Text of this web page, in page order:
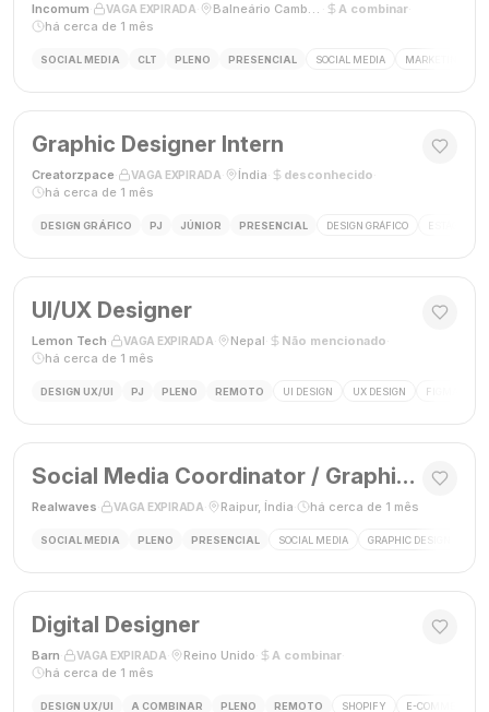
Incomum VAGA EXPIRADA Balneário Camboriú, SC A combinar·
há cerca de 1 mês
SOCIAL MEDIA CLT PLENO PRESENCIAL SOCIAL MEDIA MARKETING
Graphic Designer Intern
Creatorzpace VAGA EXPIRADA Índia desconhecido
há cerca de 1 mês
DESIGN GRÁFICO PJ JÚNIOR PRESENCIAL DESIGN GRÁFICO ESTÁGIO
UI/UX Designer
Lemon Tech VAGA EXPIRADA Nepal Não mencionado
há cerca de 1 mês
DESIGN UX/UI PJ PLENO REMOTO UI DESIGN UX DESIGN FIGMA
Social Media Coordinator / Graphic Designer
Realwaves VAGA EXPIRADA Raipur, Índia há cerca de 1 mês
SOCIAL MEDIA PLENO PRESENCIAL SOCIAL MEDIA GRAPHIC DESIGN
Digital Designer
Barn VAGA EXPIRADA Reino Unido A combinar·
há cerca de 1 mês
DESIGN UX/UI A COMBINAR PLENO REMOTO SHOPIFY E-COMMERCE